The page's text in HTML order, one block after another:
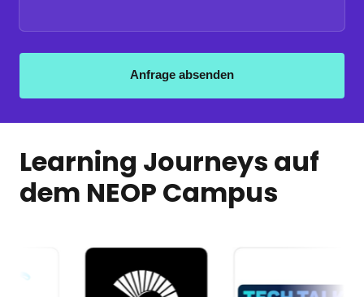
Anfrage absenden
Learning Journeys auf
dem NEOP Campus